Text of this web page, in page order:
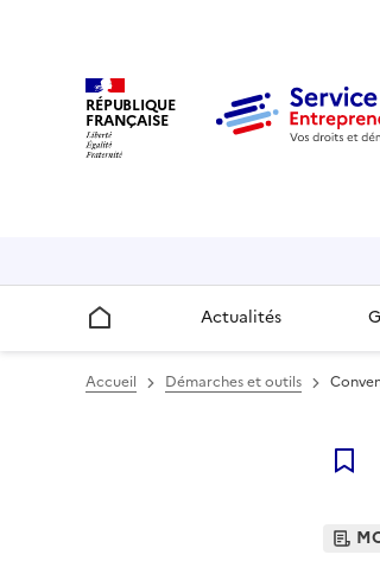
RÉPUBLIQUE
FRANÇAISE
Accueil Actualités
Accueil Démarches et outils